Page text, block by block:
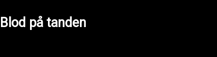
Blod på tanden